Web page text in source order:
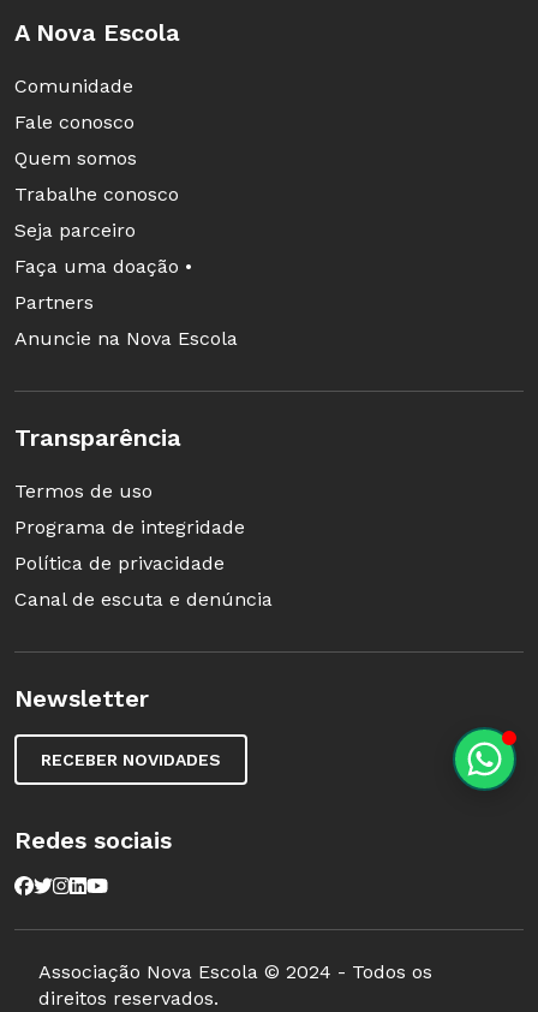
A Nova Escola
Comunidade
Fale conosco
Quem somos
Trabalhe conosco
Seja parceiro
Faça uma doação •
Partners
Anuncie na Nova Escola
Transparência
Termos de uso
Programa de integridade
Política de privacidade
Canal de escuta e denúncia
Newsletter
RECEBER NOVIDADES
Redes sociais
Associação Nova Escola © 2024 - Todos os
direitos reservados.